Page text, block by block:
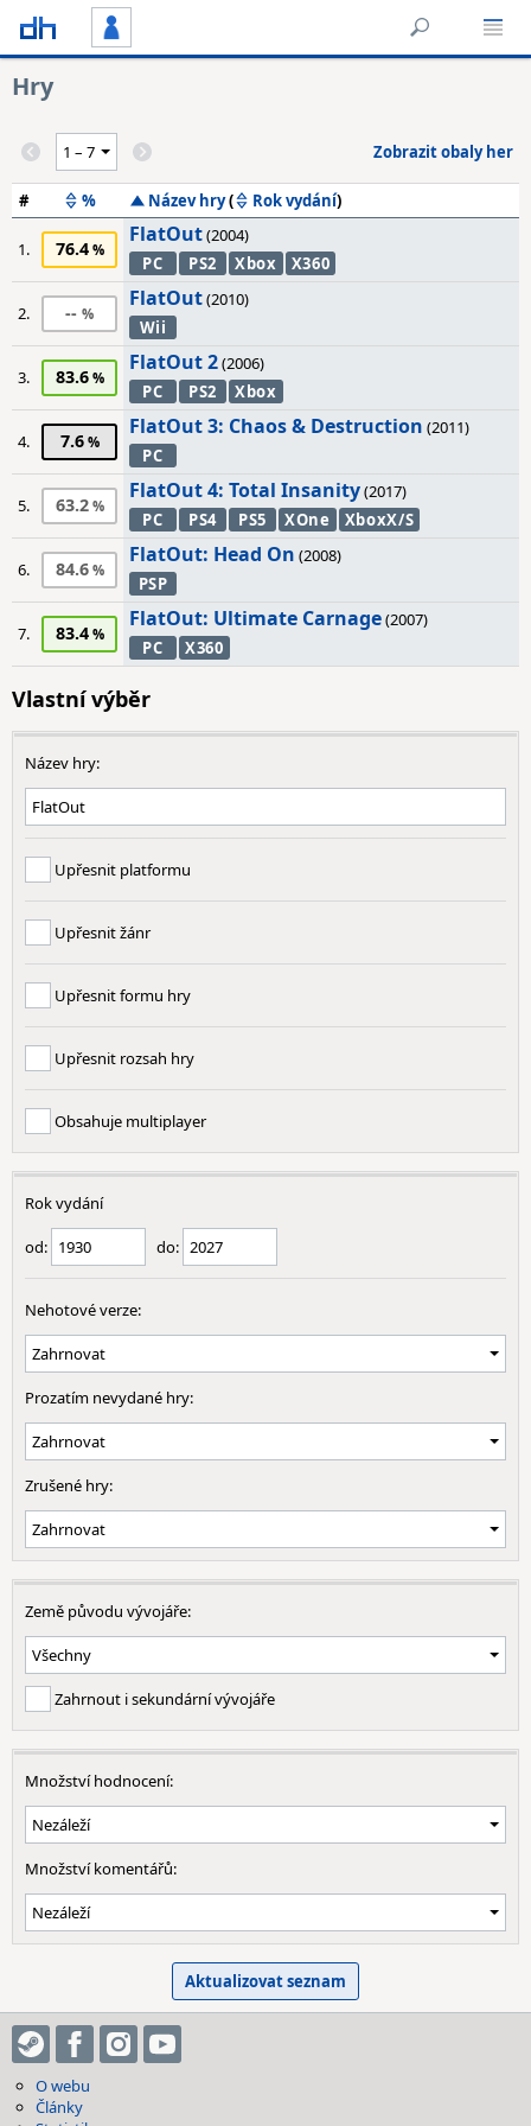
Hry
Zobrazit obaly her
# % Název hry( Rok vydání)
1. 76.4
FlatOut(2004)
PC
PS2 Xbox X360
2. --
FlatOut(2010)
Wii
3. 83.6
FlatOut 2(2006)
PC
PS2 Xbox
4. 7.6
FlatOut 3: Chaos & Destruction (2011)
PC
5. 63.2
FlatOut 4: Total Insanity(2017)
PC
PS4 PS5 XOne XboxX/S
6. 84.6
FlatOut: Head On (2008)
PSP
7. 83.4
FlatOut: Ultimate Carnage(2007)
PC
X360
Vlastní výběr
Název hry:
Upřesnit platformu
Upřesnit žánr
Upřesnit formu hry
Upřesnit rozsah hry
Obsahuje multiplayer
Rok vydání
od: do:
Nehotové verze:
Prozatím nevydané hry:
Zrušené hry:
Země původu vývojáře:
Zahrnout i sekundární vývojáře
Množství hodnocení:
Množství komentářů:
O webu
Články